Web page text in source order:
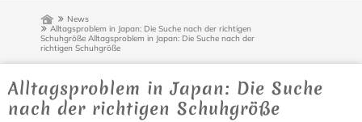
News
Alltagsproblem in Japan: Die Suche nach der richtigen
Schuhgröße Alltagsproblem in Japan: Die Suche nach der
richtigen Schuhgröße
Alltagsproblem in Japan: Die Suche
nach der richtigen Schuhgröße